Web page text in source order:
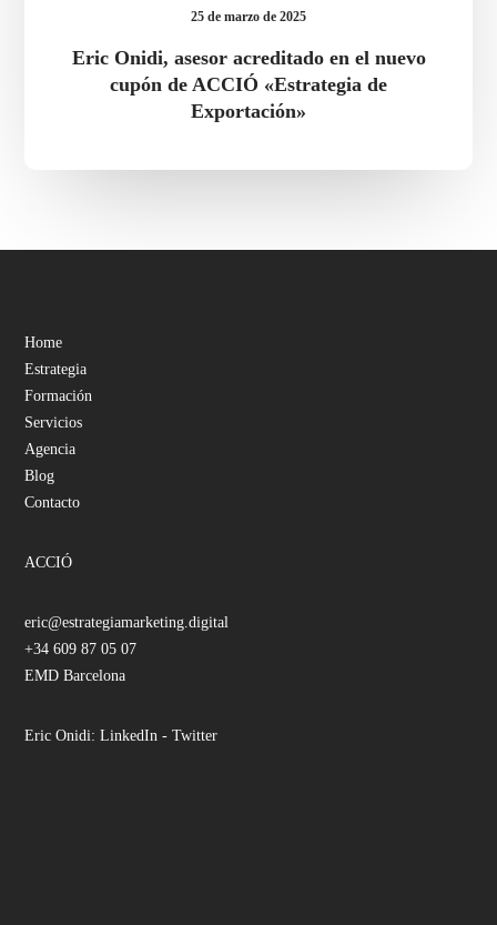
25 de marzo de 2025
Eric Onidi, asesor acreditado en el nuevo
cupón de ACCIÓ «Estrategia de
Exportación»
Home
Estrategia
Formación
Servicios
Agencia
Blog
Contacto
ACCIÓ
eric@estrategiamarketing.digital
+34 609 87 05 07
EMD Barcelona
Eric Onidi:LinkedIn -Twitter